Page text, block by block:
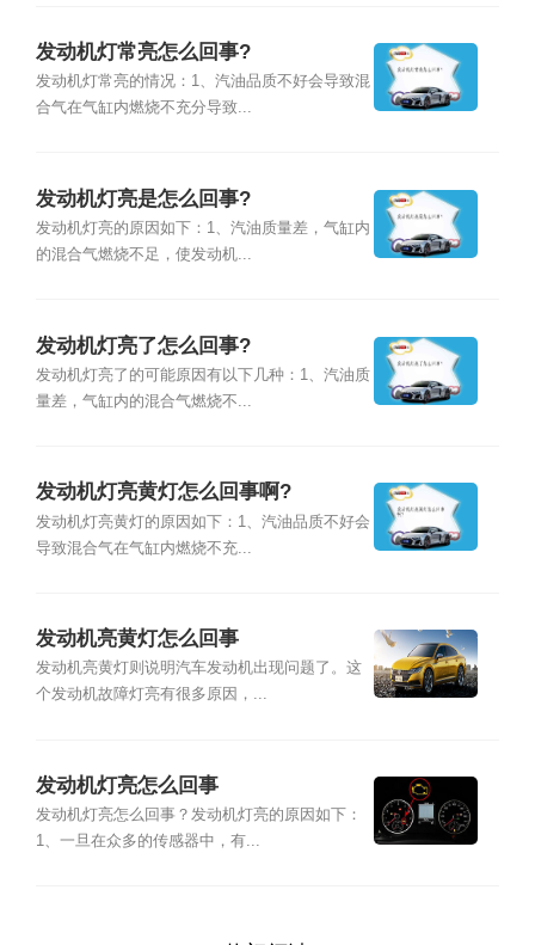
发动机灯常亮怎么回事?
发动机灯常亮的情况：1、汽油品质不好会导致混
合气在气缸内燃烧不充分导致...
发动机灯亮是怎么回事?
发动机灯亮的原因如下：1、汽油质量差，气缸内
的混合气燃烧不足，使发动机...
发动机灯亮了怎么回事?
发动机灯亮了的可能原因有以下几种：1、汽油质
量差，气缸内的混合气燃烧不...
发动机灯亮黄灯怎么回事啊?
发动机灯亮黄灯的原因如下：1、汽油品质不好会
导致混合气在气缸内燃烧不充...
发动机亮黄灯怎么回事
发动机亮黄灯则说明汽车发动机出现问题了。这
个发动机故障灯亮有很多原因，...
发动机灯亮怎么回事
发动机灯亮怎么回事？发动机灯亮的原因如下：
1、一旦在众多的传感器中，有...